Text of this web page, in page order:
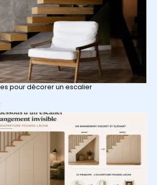
pour décorer un escalier